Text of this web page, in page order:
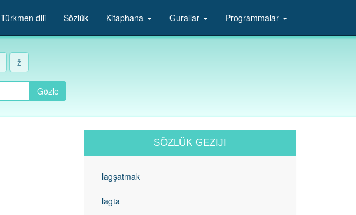
Türkmen dili Sözlük Kitaphana Gurallar Programmalar
ž
Gözle
SÖZLÜK GEZIJI
lagşatmak
lagta